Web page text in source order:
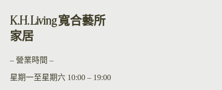
K.H. Living 寬合藝所
家居
– 營業時間 –
星期一至星期六 10:00 – 19:00